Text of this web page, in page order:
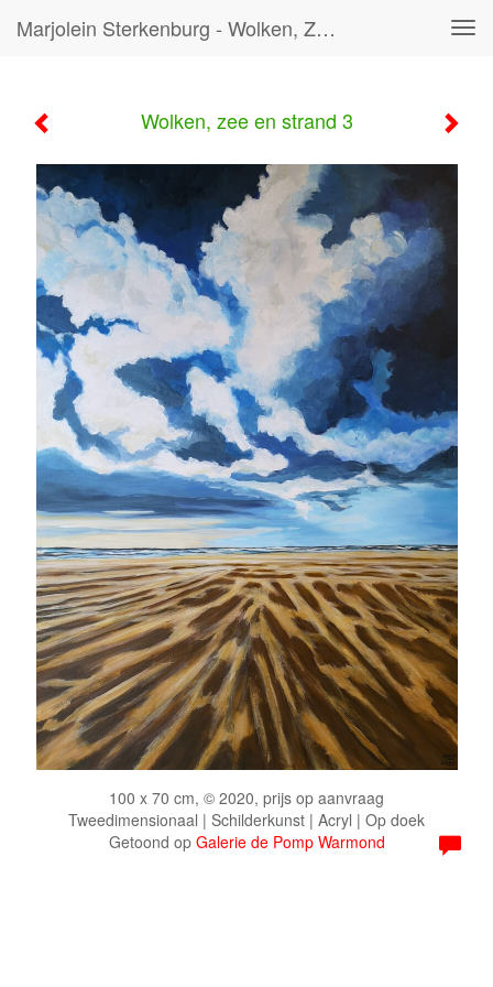
Marjolein Sterkenburg - Wolken, Zee En Strand 3
Wolken, zee en strand 3
100 x 70 cm, © 2020, prijs op aanvraag
Tweedimensionaal | Schilderkunst | Acryl | Op doek
Getoond op Galerie de Pomp Warmond